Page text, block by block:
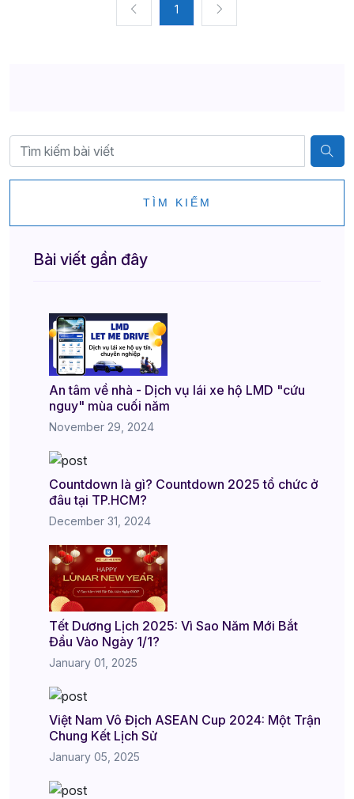
1
TÌM KIẾM
Bài viết gần đây
An tâm về nhà - Dịch vụ lái xe hộ LMD "cứu
nguy" mùa cuối năm
November 29, 2024
Countdown là gì? Countdown 2025 tổ chức ở
đâu tại TP.HCM?
December 31, 2024
Tết Dương Lịch 2025: Vì Sao Năm Mới Bắt
Đầu Vào Ngày 1/1?
January 01, 2025
Việt Nam Vô Địch ASEAN Cup 2024: Một Trận
Chung Kết Lịch Sử
January 05, 2025